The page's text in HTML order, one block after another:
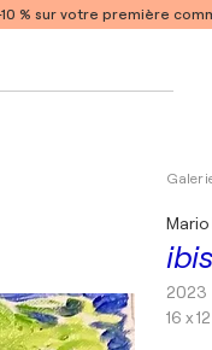
% sur votre première
ibis
Mario
2023
16 x